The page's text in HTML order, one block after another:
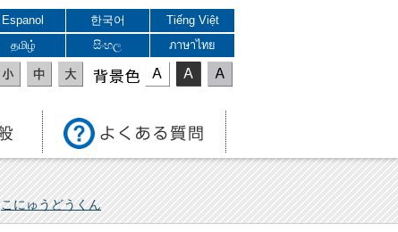
Espanol 한국어
Tiếng Việt
தமிழ் සිංහල ภาษาไทย
表示色
こにゅうどうくん